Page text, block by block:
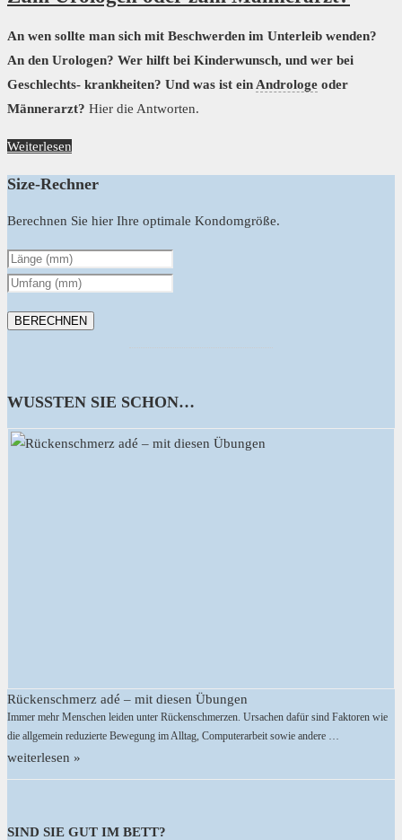
An wen sollte man sich mit Beschwerden im Unterleib wenden?
An den Urologen? Wer hilft bei Kinderwunsch, und wer bei
Geschlechts- krankheiten? Und was ist einAndrologe oder
Männerarzt? Hier die Antworten.
Weiterlesen
Size-Rechner
Berechnen Sie hier Ihre optimale Kondomgröße.
WUSSTEN SIE SCHON…
Rückenschmerz adé – mit diesen Übungen
Immer mehr Menschen leiden unter Rückenschmerzen. Ursachen dafür sind Faktoren wie
die allgemein reduzierte Bewegung im Alltag, Computerarbeit sowie andere …
weiterlesen »
SIND SIE GUT IM BETT?